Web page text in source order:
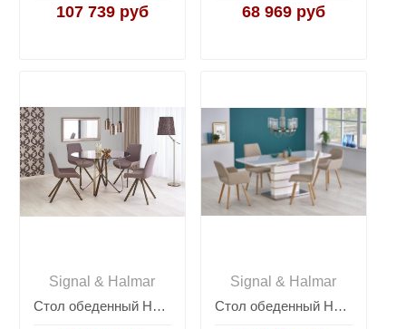
107 739 руб 68 969 руб
Signal & Halmar
Стол обеденный Halmar LUNGO (коричневый/античное золото)
Signal & Halmar
Стол обеденный Halmar TORONTO, раскладной (белый/дуб золотой)